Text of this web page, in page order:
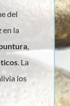
del
en la
,
. La
los